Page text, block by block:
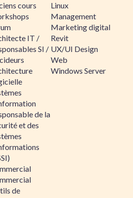
cours
IT /
SI /
de la
et des
de
Linux
Management
Marketing digital
Revit
UX/UI Design
Web
Windows Server